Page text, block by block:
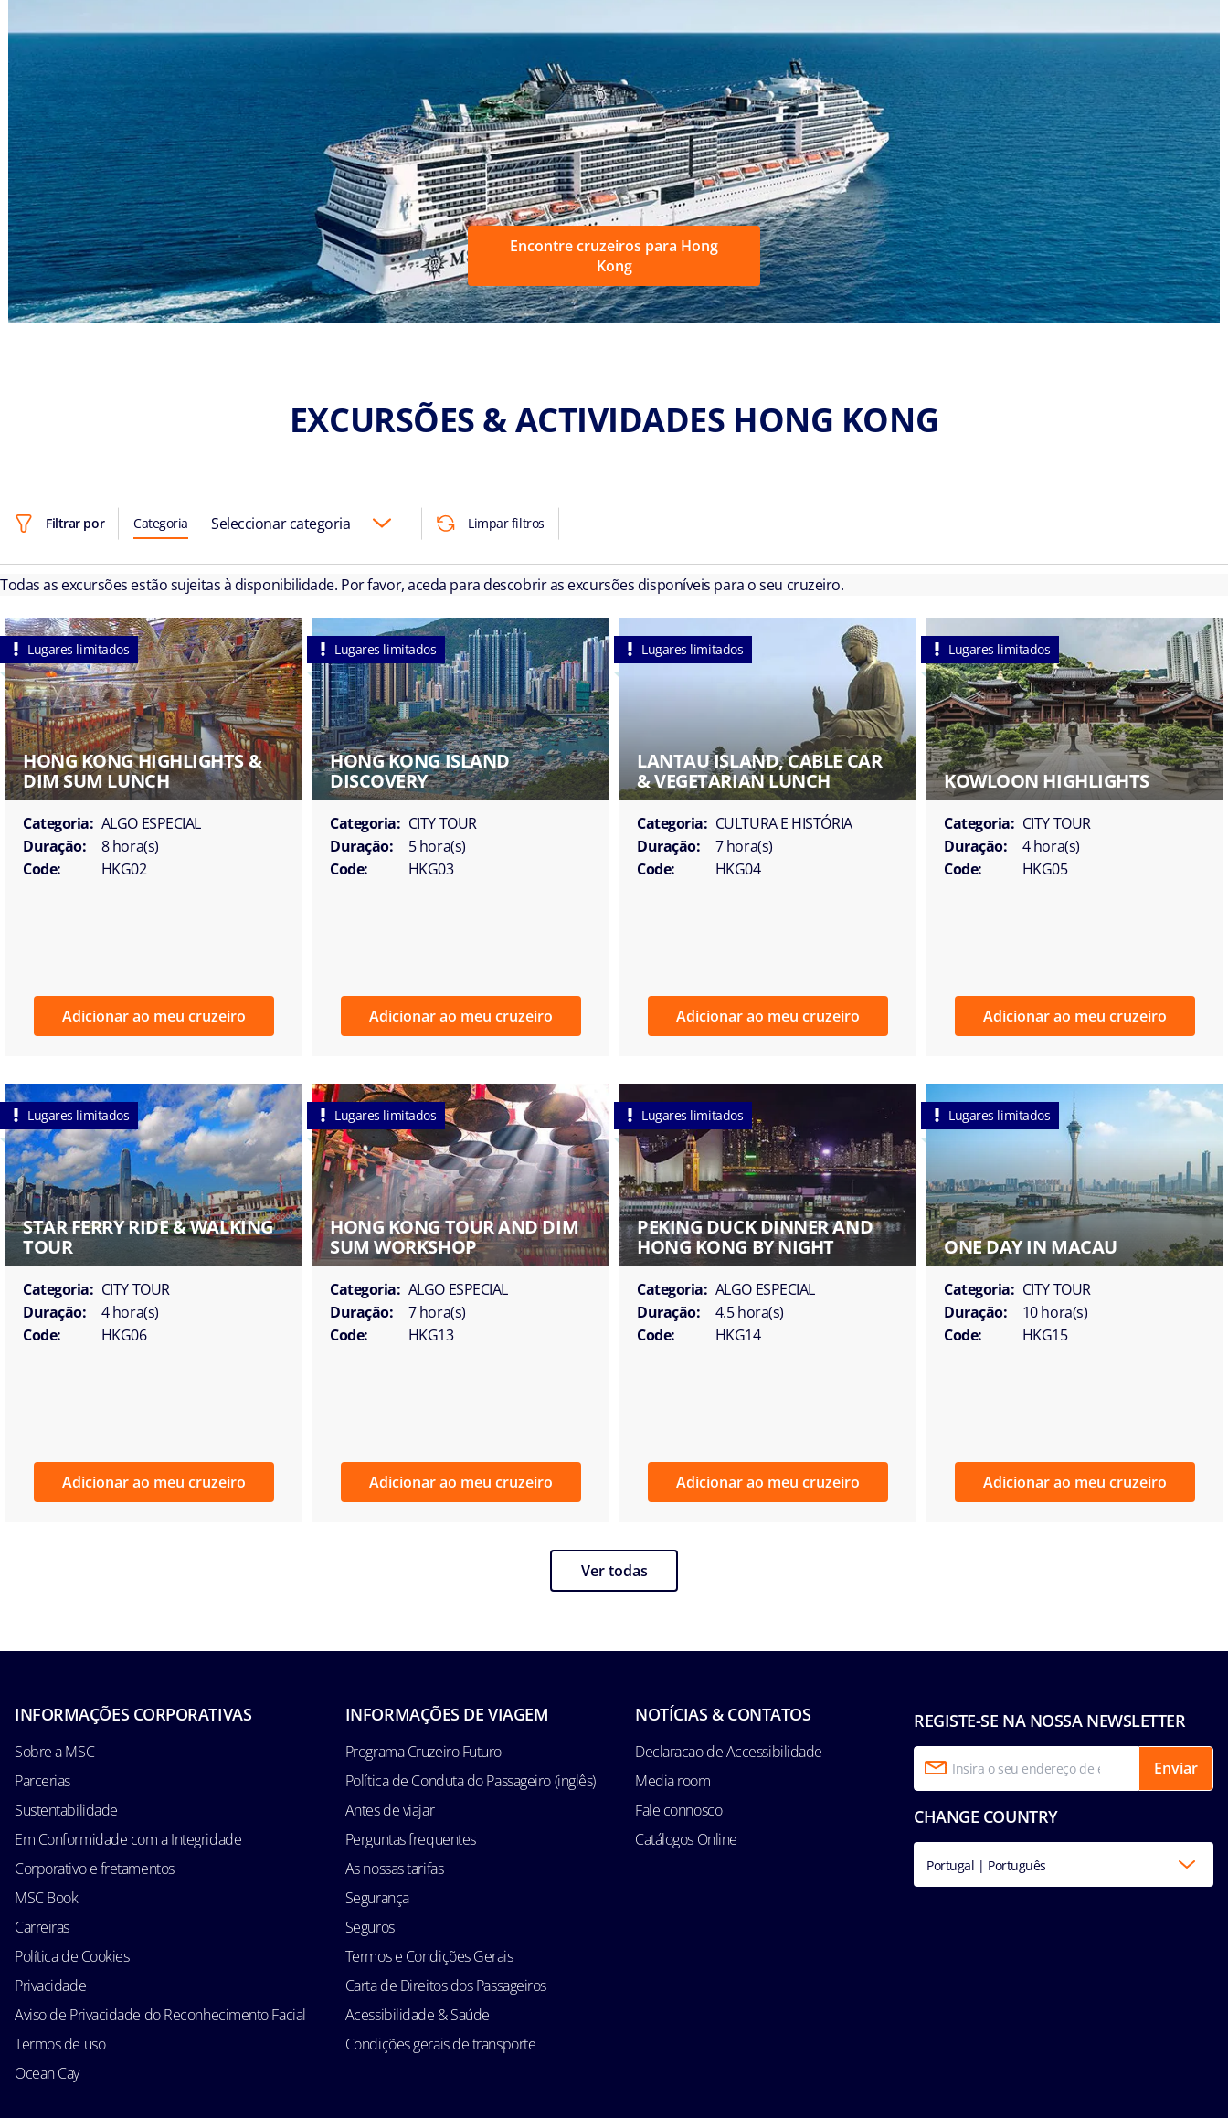
Encontre cruzeiros para Hong
Kong
EXCURSÕES & ACTIVIDADES HONG KONG
Filtrar por Categoria Seleccionar categoria Limpar filtros
Todas as excursões estão sujeitas à disponibilidade. Por favor, aceda para descobrir as excursões disponíveis para o seu cruzeiro.
Lugares limitados
HONG KONG HIGHLIGHTS &
DIM SUM LUNCH
Categoria: ALGO ESPECIAL
Duração:
8 hora(s)
Code:
HKG02
Adicionar ao meu cruzeiro
Lugares limitados
HONG KONG ISLAND
DISCOVERY
Categoria: CITY TOUR
Duração:
5 hora(s)
Code:
HKG03
Adicionar ao meu cruzeiro
Lugares limitados
LANTAU ISLAND, CABLE CAR
& VEGETARIAN LUNCH
Categoria: CULTURA E HISTÓRIA
Duração:
7 hora(s)
Code:
HKG04
Adicionar ao meu cruzeiro
Lugares limitados
KOWLOON HIGHLIGHTS
Categoria: CITY TOUR
Duração:
4 hora(s)
Code:
HKG05
Adicionar ao meu cruzeiro
Lugares limitados
STAR FERRY RIDE & WALKING
TOUR
Categoria: CITY TOUR
Duração:
4 hora(s)
Code:
HKG06
Adicionar ao meu cruzeiro
Lugares limitados
HONG KONG TOUR AND DIM
SUM WORKSHOP
Categoria: ALGO ESPECIAL
Duração:
7 hora(s)
Code:
HKG13
Adicionar ao meu cruzeiro
Lugares limitados
PEKING DUCK DINNER AND
HONG KONG BY NIGHT
Categoria: ALGO ESPECIAL
Duração:
4.5 hora(s)
Code:
HKG14
Adicionar ao meu cruzeiro
Lugares limitados
ONE DAY IN MACAU
Categoria: CITY TOUR
Duração:
10 hora(s)
Code:
HKG15
Adicionar ao meu cruzeiro
Ver todas
REGISTE-SE NA NOSSA NEWSLETTER
Enviar
CHANGE COUNTRY
Portugal | Português
INFORMAÇÕES CORPORATIVAS
Sobre a MSC
Parcerias
Sustentabilidade
Em Conformidade com a Integridade
Corporativo e fretamentos
MSC Book
Carreiras
Política de Cookies
Privacidade
Aviso de Privacidade do Reconhecimento Facial
Termos de uso
Ocean Cay
INFORMAÇÕES DE VIAGEM
Programa Cruzeiro Futuro
Política de Conduta do Passageiro (inglês)
Antes de viajar
Perguntas frequentes
As nossas tarifas
Segurança
Seguros
Termos e Condições Gerais
Carta de Direitos dos Passageiros
Acessibilidade & Saúde
Condições gerais de transporte
NOTÍCIAS & CONTATOS
Declaracao de Accessibilidade
Media room
Fale connosco
Catálogos Online